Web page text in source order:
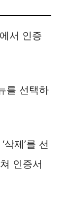
서 인증
를 선택하
제’를 선
인증서